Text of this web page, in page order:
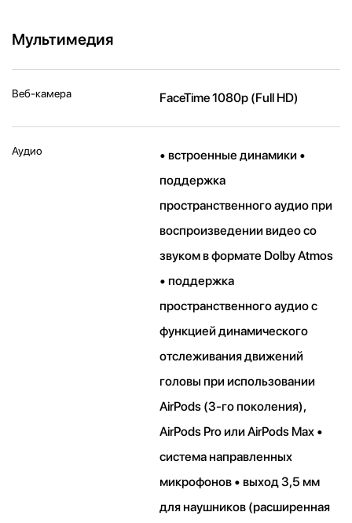
Мультимедия
Веб-камера FaceTime 1080p (Full HD)
Аудио
• встроенные динамики •
поддержка
пространственного аудио при
воспроизведении видео со
звуком в формате Dolby Atmos
• поддержка
пространственного аудио с
функцией динамического
отслеживания движений
головы при использовании
AirPods (3‑го поколения),
AirPods Pro или AirPods Max •
система направленных
микрофонов • выход 3,5 мм
для наушников (расширенная